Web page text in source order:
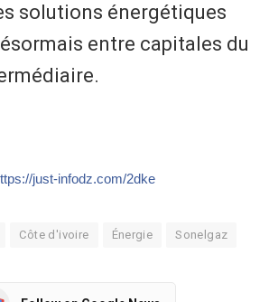
solutions énergétiques
entre capitales du
just-infodz.com/2dke
Côte d'ivoire Énergie Sonelgaz